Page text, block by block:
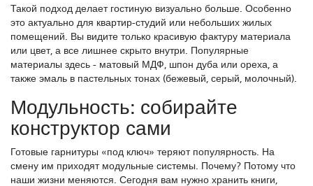
Такой подход делает гостиную визуально больше. Особенно
это актуально для квартир-студий или небольших жилых
помещений. Вы видите только красивую фактуру материала
или цвет, а все лишнее скрыто внутри. Популярные
материалы здесь - матовый МДФ, шпон дуба или ореха, а
также эмаль в пастельных тонах (бежевый, серый, молочный).
Модульность: собирайте
конструктор сами
Готовые гарнитуры «под ключ» теряют популярность. На
смену им приходят модульные системы. Почему? Потому что
наши жизни меняются. Сегодня вам нужно хранить книги,